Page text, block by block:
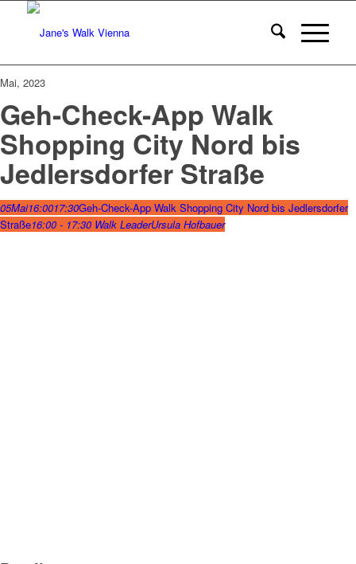
Mai, 2023
Geh-Check-App Walk
Shopping City Nord bis
Jedlersdorfer Straße
05Mai16:0017:30Geh-Check-App Walk Shopping City Nord bis Jedlersdorfer
Straße16:00 - 17:30 Walk LeaderUrsula Hofbauer